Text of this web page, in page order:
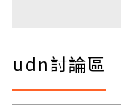
udn討論區